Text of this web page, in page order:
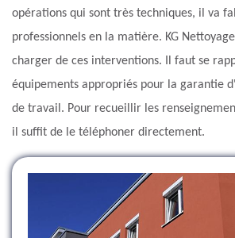
opérations qui sont très techniques, il va
professionnels en la matière. KG
charger de ces interventions. Il faut se
équipements appropriés pour la garantie
de travail. Pour recueillir les
il suffit de le téléphoner directement.